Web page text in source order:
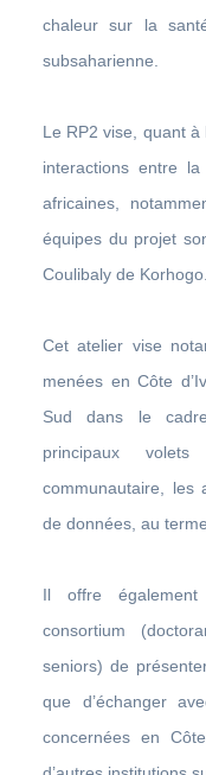
chaleur sur la
subsaharienne.
Le RP2 vise, quant
interactions entre
africaines,
équipes du projet
Coulibaly de Korhogo.
Cet atelier vise
menées en Côte
Sud dans le
principaux
communautaire, les
de données, au
Il offre également
consortium
seniors) de
que d’échanger
concernées en